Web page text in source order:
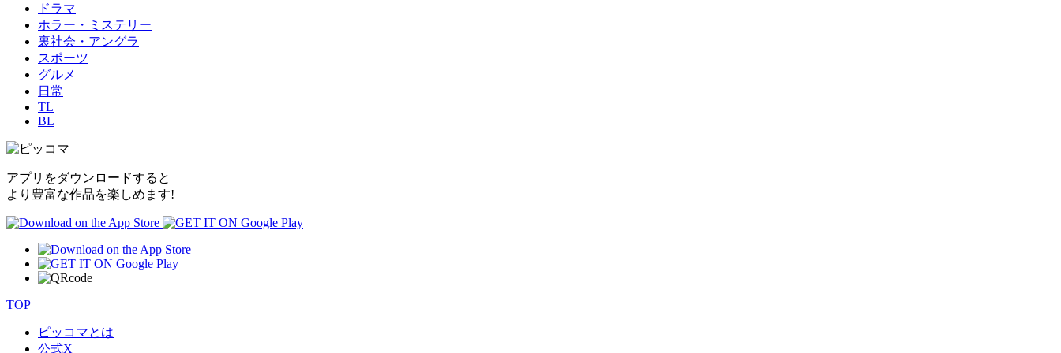
ドラマ
ホラー・ミステリー
裏社会・アングラ
スポーツ
グルメ
日常
TL
BL
アプリをダウンロードすると
より豊富な作品を楽しめます!
TOP
ピッコマとは
公式X